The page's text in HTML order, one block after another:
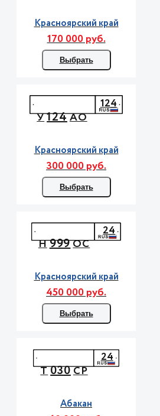
Красноярский край
170 000 руб.
Выбрать
У124АО
124
Красноярский край
300 000 руб.
Выбрать
Н999ОС
24
Красноярский край
450 000 руб.
Выбрать
Т030СР
24
Абакан